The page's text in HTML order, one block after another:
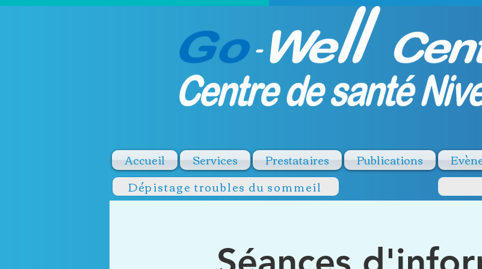
Accueil Services Prestataires Publications
Dépistage troubles du sommeil